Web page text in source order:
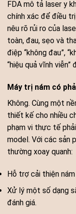
FDA mô tả laser y
chính xác để điều
nêu rõ rủi ro của
toàn, đau, sẹo và
điệp “không đau”,
“hiệu quả vĩnh viễn”
Máy trị nám có
Không. Cùng một
thiết kế cho nhiều
phạm vi thực tế
model. Với các sản
thường xoay quanh:
Hỗ trợ cải thiện
Xử lý một số dạng
đánh giá.